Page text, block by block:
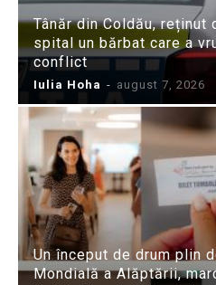
Tânăr din Coldău, reținut
spital un bărbat care a
conflict
Iulia Hoha - august 7, 2026
Un început de drum plin
Mondială a Alăptării,